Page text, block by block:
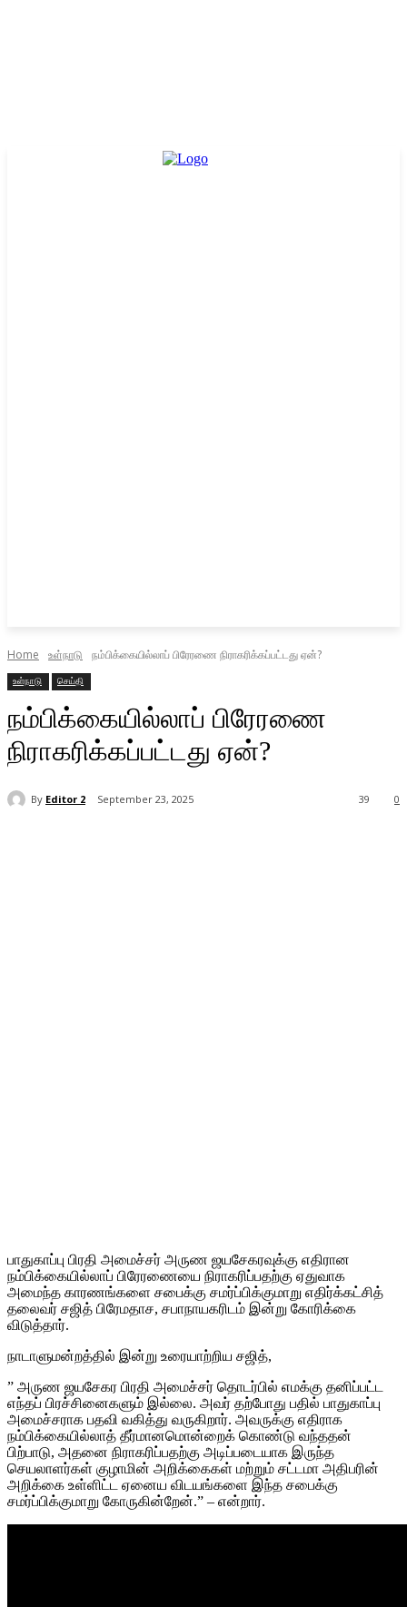
Home உள்நாடு நம்பிக்கையில்லாப் பிரேரணை நிராகரிக்கப்பட்டது ஏன்?
உள்நாடு செய்தி
நம்பிக்கையில்லாப் பிரேரணை
நிராகரிக்கப்பட்டது ஏன்?
By Editor 2 September 23, 2025 0
39
பாதுகாப்பு பிரதி அமைச்சர் அருண ஜயசேகரவுக்கு எதிரான
நம்பிக்கையில்லாப் பிரேரணையை நிராகரிப்பதற்கு ஏதுவாக
அமைந்த காரணங்களை சபைக்கு சமர்ப்பிக்குமாறு எதிர்க்கட்சித்
தலைவர் சஜித் பிரேமதாச, சபாநாயகரிடம் இன்று கோரிக்கை
விடுத்தார்.
நாடாளுமன்றத்தில் இன்று உரையாற்றிய சஜித்,
” அருண ஜயசேகர பிரதி அமைச்சர் தொடர்பில் எமக்கு தனிப்பட்ட
எந்தப் பிரச்சினைகளும் இல்லை. அவர் தற்போது பதில் பாதுகாப்பு
அமைச்சராக பதவி வகித்து வருகிறார். அவருக்கு எதிராக
நம்பிக்கையில்லாத் தீர்மானமொன்றைக் கொண்டு வந்ததன்
பிற்பாடு, அதனை நிராகரிப்பதற்கு அடிப்படையாக இருந்த
செயலாளர்கள் குழாமின் அறிக்கைகள் மற்றும் சட்டமா அதிபரின்
அறிக்கை உள்ளிட்ட ஏனைய விடயங்களை இந்த சபைக்கு
சமர்ப்பிக்குமாறு கோருகின்றேன்.” – என்றார்.